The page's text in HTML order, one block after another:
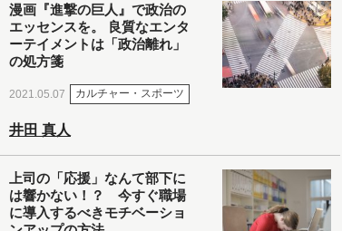
漫画『進撃の巨人』で政治の
エッセンスを。 良質なエンタ
ーテイメントは「政治離れ」
の処方箋
2021.05.07 カルチャー・スポーツ
井田 真人
上司の「応援」なんて部下に
は響かない！？ 今すぐ職場
に導入するべきモチベーショ